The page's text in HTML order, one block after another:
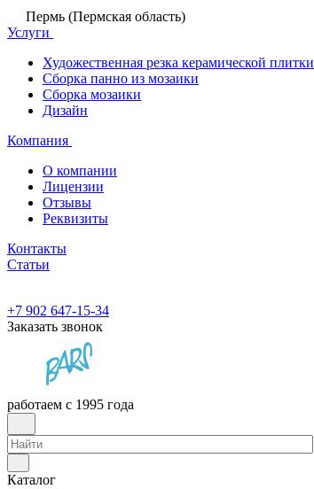
Пермь (Пермская область)
Услуги
Художественная резка керамической плитки
Сборка панно из мозаики
Сборка мозаики
Дизайн
Компания
О компании
Лицензии
Отзывы
Реквизиты
Контакты
Статьи
+7 902 647-15-34
Заказать звонок
работаем с 1995 года
Каталог